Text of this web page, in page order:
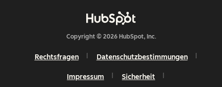
Copyright © 2026 HubSpot, Inc.
Rechtsfragen Datenschutzbestimmungen
Impressum Sicherheit